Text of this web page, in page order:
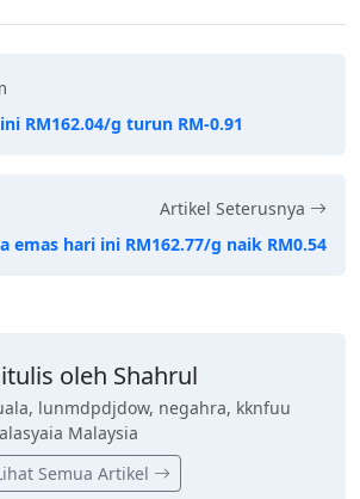
RM162.04/g turun RM-0.91
Artikel Seterusnya
emas hari ini RM162.77/g naik RM0.54
oleh Shahrul
lunmdpdjdow, negahra, kknfuu
Malaysia
Semua Artikel